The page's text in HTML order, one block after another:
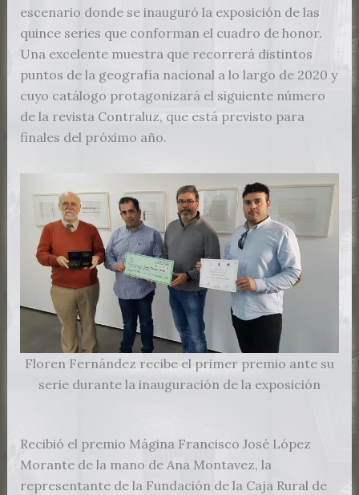
escenario donde se inauguró la exposición de las
quince series que conforman el cuadro de honor.
Una excelente muestra que recorrerá distintos
puntos de la geografía nacional a lo largo de 2020 y
cuyo catálogo protagonizará el siguiente número
de la revista Contraluz, que está previsto para
finales del próximo año.
Floren Fernández recibe el primer premio ante su
serie durante la inauguración de la exposición
Recibió el premio Mágina Francisco José López
Morante de la mano de Ana Montavez, la
representante de la Fundación de la Caja Rural de